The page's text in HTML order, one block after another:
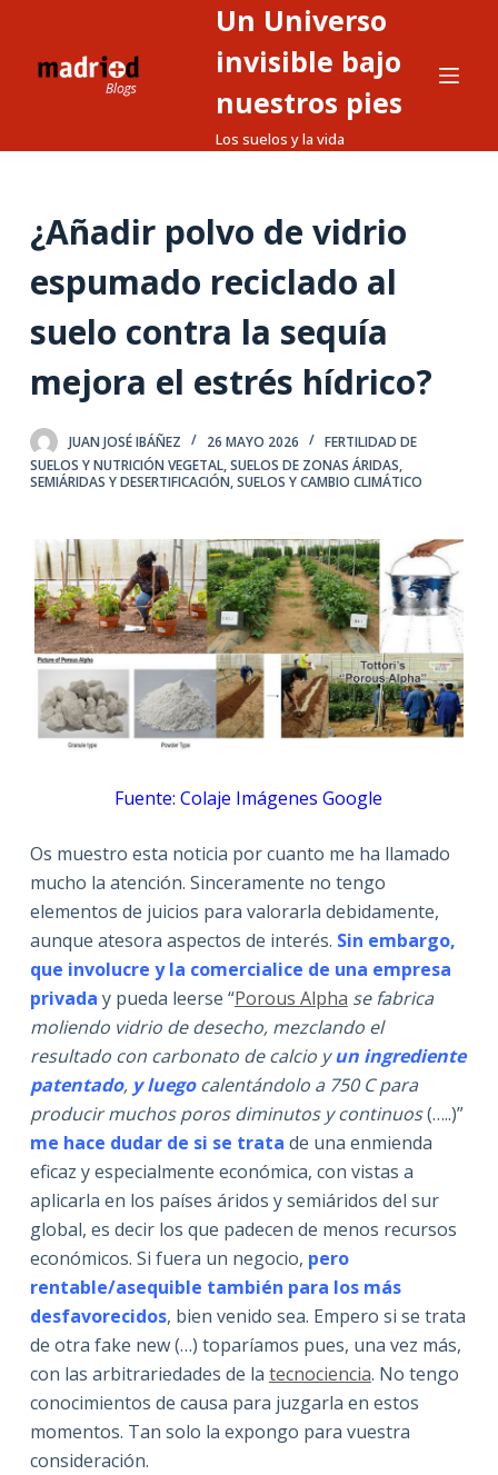
o
n
d
o
Un Universo
invisible bajo
nuestros pies
Los suelos y la vida
¿Añadir polvo de vidrio
espumado reciclado al
suelo contra la sequía
mejora el estrés hídrico?
JUAN JOSÉ IBÁÑEZ 26 MAYO 2026
FERTILIDAD DE
SUELOS Y NUTRICIÓN VEGETAL,SUELOS DE ZONAS ÁRIDAS,
SEMIÁRIDAS Y DESERTIFICACIÓN,SUELOS Y CAMBIO CLIMÁTICO
Fuente: Colaje Imágenes Google
Os muestro esta noticia por cuanto me ha llamado
mucho la atención. Sinceramente no tengo
elementos de juicios para valorarla debidamente,
aunque atesora aspectos de interés. Sin embargo,
que involucre y la comercialice de una empresa
privada y pueda leerse “Porous Alpha se fabrica
moliendo vidrio de desecho, mezclando el
resultado con carbonato de calcio yun ingrediente
patentado,y luegocalentándolo a 750 C para
producir muchos poros diminutos y continuos(…..)”
me hace dudar de si se trata de una enmienda
eficaz y especialmente económica, con vistas a
aplicarla en los países áridos y semiáridos del sur
global, es decir los que padecen de menos recursos
económicos. Si fuera un negocio, pero
rentable/asequible también para los más
desfavorecidos, bien venido sea. Empero si se trata
de otra fake new (…) toparíamos pues, una vez más,
con las arbitrariedades de la tecnociencia. No tengo
conocimientos de causa para juzgarla en estos
momentos. Tan solo la expongo para vuestra
consideración.